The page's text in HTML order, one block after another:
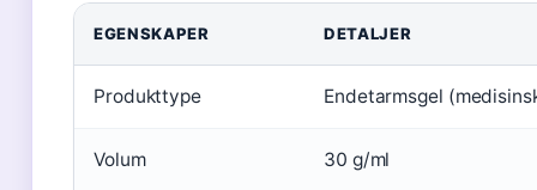
EGENSKAPER DETALJER
Produkttype Endetarmsgel
Volum 30 g/ml